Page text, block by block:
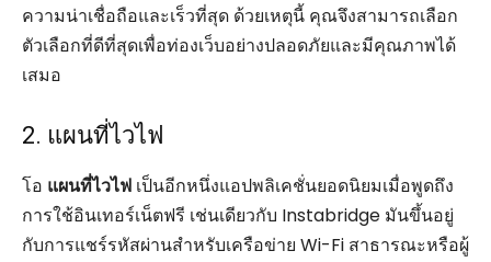
ความน่าเชื่อถือและเร็วที่สุด ด้วยเหตุนี้ คุณจึงสามารถเลือก
ตัวเลือกที่ดีที่สุดเพื่อท่องเว็บอย่างปลอดภัยและมีคุณภาพได้
เสมอ
2. แผนที่ไวไฟ
โอ แผนที่ไวไฟ เป็นอีกหนึ่งแอปพลิเคชั่นยอดนิยมเมื่อพูดถึง
การใช้อินเทอร์เน็ตฟรี เช่นเดียวกับ Instabridge มันขึ้นอยู่
กับการแชร์รหัสผ่านสำหรับเครือข่าย Wi-Fi สาธารณะหรือผู้